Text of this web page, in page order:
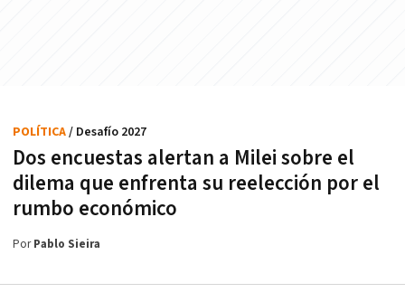
Dos encuestas alertan a Milei sobre el
dilema que enfrenta su reelección por el
rumbo económico
POLÍTICA/ Desafío 2027
PorPablo Sieira